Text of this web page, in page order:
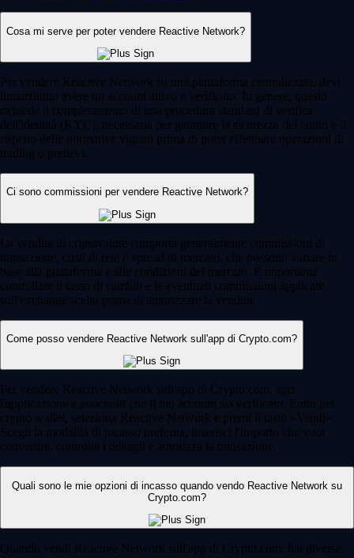
Cosa mi serve per poter vendere Reactive Network?
Per vendere Reactive Network su una piattaforma centralizzata, devi
innanzitutto avere un account attivo e verificato. In genere, questo
richiede il completamento di una procedura standard di verifica
dell'identità (KYC), necessaria per garantire la sicurezza del conto e il
rispetto delle normative vigenti prima di poter effettuare operazioni di
trading o prelievi.
Ci sono commissioni per vendere Reactive Network?
La vendita di criptovalute comporta generalmente commissioni di
transazione, costi di rete o spread di mercato, che possono variare in
base alla piattaforma e alle condizioni del mercato. È importante
controllare il tasso di cambio e le eventuali commissioni applicate
sull'exchange scelto prima di autorizzare la vendita.
Come posso vendere Reactive Network sull'app di Crypto.com?
Per vendere Reactive Network sull'app di Crypto.com, apri
l'applicazione e assicurati che il tuo account sia verificato. Entra nel
crypto wallet, seleziona Reactive Network e premi il tasto «Vendi».
Scegli la modalità di incasso preferita, inserisci l'importo che vuoi
convertire, controlla i dettagli e autorizza la transazione.
Quali sono le mie opzioni di incasso quando vendo Reactive Network su
Crypto.com?
Quando vendi Reactive Network sull'app di Crypto.com, hai diverse